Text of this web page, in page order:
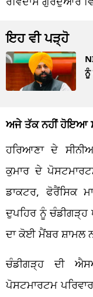
ਇਹ ਵੀ ਪੜ੍ਹੋ
ਨੂੰ
ਅਜੇ ਤੱਕ ਨਹੀਂ ਹੋਇਆ
ਹਰਿਆਣਾ ਦੇ
ਕੁਮਾਰ ਦੇ
ਡਾਕਟਰ, ਫੋਰੈਂਸਿਕ
ਦੁਪਹਿਰ ਨੂੰ ਚੰਡੀਗੜ੍ਹ
ਦਾ ਕੋਈ ਮੈਂਬਰ ਸ਼ਾਮਲ
ਚੰਡੀਗੜ੍ਹ ਦੀ
ਪੋਸਟਮਾਰਟਮ